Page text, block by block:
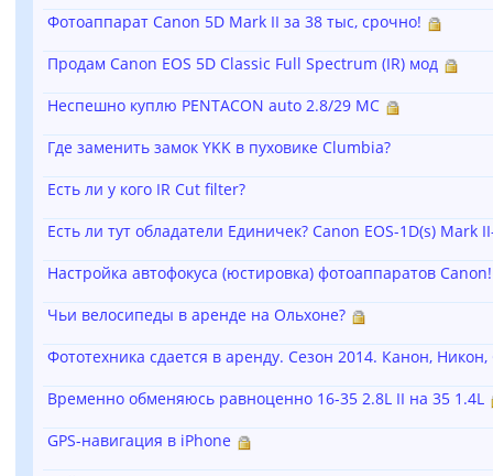
Фотоаппарат Canon 5D Mark II за 38 тыс, срочно!
Продам Canon EOS 5D Classic Full Spectrum (IR) мод
Неспешно куплю PENTACON auto 2.8/29 MC
Где заменить замок YKK в пуховике Clumbia?
Есть ли у кого IR Cut filter?
Есть ли тут обладатели Единичек? Canon EOS-1D(s) Mark
Настройка автофокуса (юстировка) фотоаппаратов Canon!
Чьи велосипеды в аренде на Ольхоне?
Фототехника сдается в аренду. Сезон 2014. Канон,
Временно обменяюсь равноценно 16-35 2.8L II на 35 1.4L
GPS-навигация в iPhone